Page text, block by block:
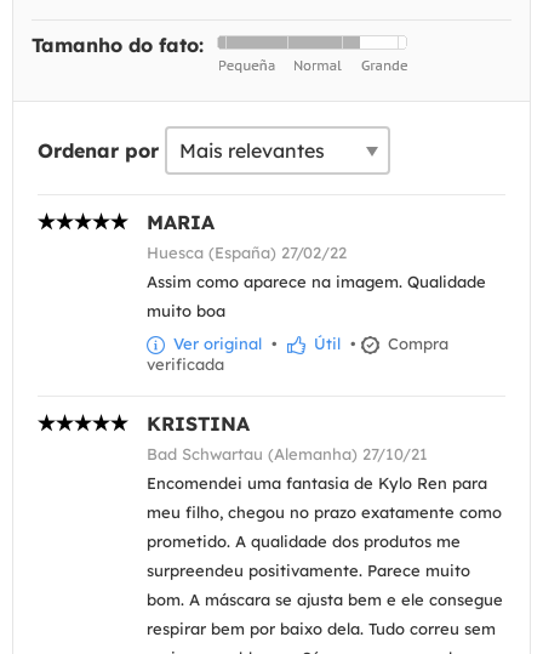
Tamanho do fato:
Ordenar por
MARIA
Huesca (España) 27/02/22
Assim como aparece na imagem. Qualidade
muito boa
Ver original • Útil •
Compra
verificada
KRISTINA
Bad Schwartau (Alemanha) 27/10/21
Encomendei uma fantasia de Kylo Ren para
meu filho, chegou no prazo exatamente como
prometido. A qualidade dos produtos me
surpreendeu positivamente. Parece muito
bom. A máscara se ajusta bem e ele consegue
respirar bem por baixo dela. Tudo correu sem